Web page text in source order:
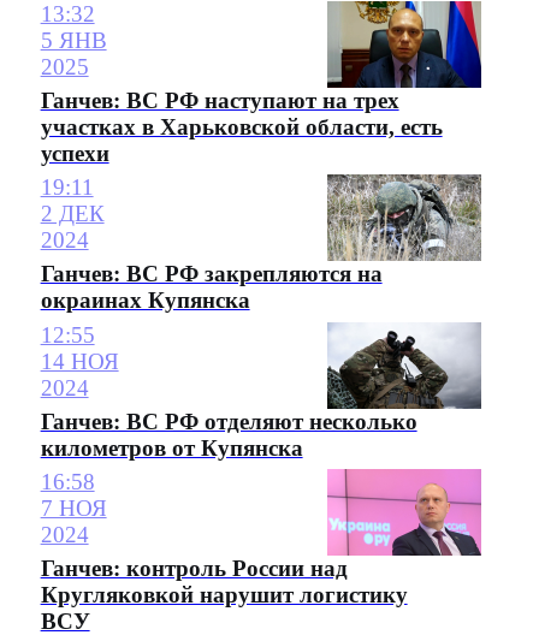
13:32
5 ЯНВ
2025
Ганчев: ВС РФ наступают на трех
участках в Харьковской области, есть
успехи
19:11
2 ДЕК
2024
Ганчев: ВС РФ закрепляются на
окраинах Купянска
12:55
14 НОЯ
2024
Ганчев: ВС РФ отделяют несколько
километров от Купянска
16:58
7 НОЯ
2024
Ганчев: контроль России над
Кругляковкой нарушит логистику
ВСУ